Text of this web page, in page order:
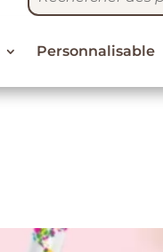
Personnalisable